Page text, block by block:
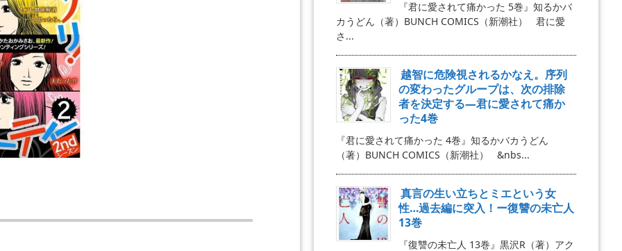
『君に愛されて痛かった 5巻』知るかバ
カうどん（著）BUNCH COMICS（新潮社） 君に愛
さ...
越智に危険視されるかなえ。序列
の変わったグループは、次の排除
者を決定する―君に愛されて痛か
った4巻
『君に愛されて痛かった 4巻』知るかバカうどん
（著）BUNCH COMICS（新潮社） &nbs...
真言の生い立ちとミエという女
性…過去編に突入！ー復讐の未亡人
13巻
『復讐の未亡人 13巻』黒沢R（著）アク